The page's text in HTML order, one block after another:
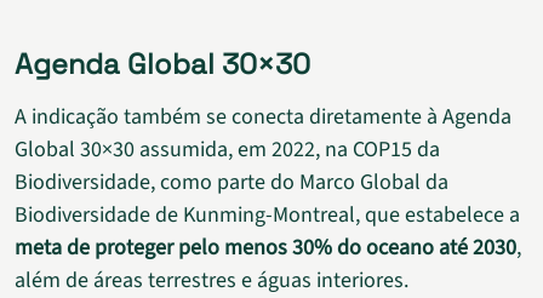
Agenda Global 30×30
A indicação também se conecta diretamente à Agenda
Global 30×30 assumida, em 2022, na COP15 da
Biodiversidade, como parte do Marco Global da
Biodiversidade de Kunming-Montreal, que estabelece a
meta de proteger pelo menos 30% do oceano até 2030,
além de áreas terrestres e águas interiores.